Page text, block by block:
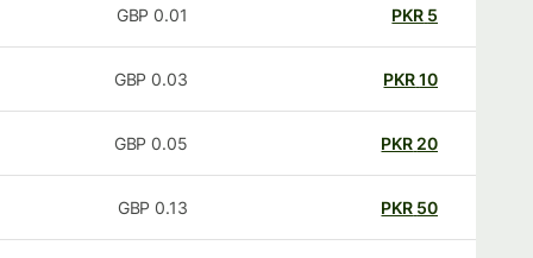
PKR
0.01
GBP
PKR
0.03
GBP
20
PKR
0.05
GBP
50
PKR
0.13
GBP